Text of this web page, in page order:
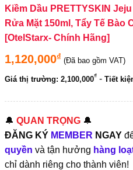
Kiềm Dầu PRETTYSKIN
Rửa Mặt 150ml, Tẩy Tế Bào
[OtelStarx- Chính Hãng]
1,120,000₫ (Đã bao gồm VAT)
Giá thị trường: 2,100,000₫ - Tiết
🔔 QUAN TRỌNG 🔔
ĐĂNG KÝ MEMBER NGAY
quyền và tận hưởng hàng
chỉ dành riêng cho thành viên!